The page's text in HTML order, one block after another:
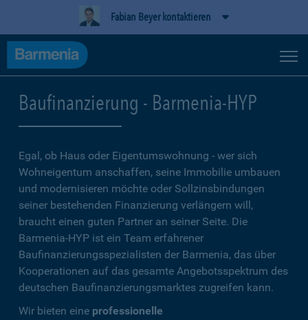
Fabian Beyer kontaktieren
Baufinanzierung - Barmenia-HYP
Egal, ob Haus oder Eigentumswohnung - wer sich
Wohneigentum anschaffen, seine Immobilie umbauen
und modernisieren möchte oder Sollzinsbindungen
seiner bestehenden Finanzierung verlängern will,
braucht einen guten Partner an seiner Seite. Die
Barmenia-HYP ist ein Team erfahrener
Baufinanzierungsspezialisten der Barmenia, das über
Kooperationen auf das gesamte Angebotsspektrum des
deutschen Baufinanzierungsmarktes zugreifen kann.
Wir bieten eine professionelle